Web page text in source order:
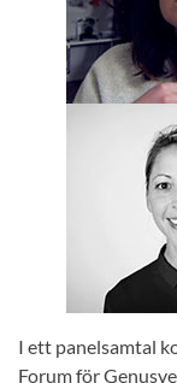
I ett panelsamtal
Forum för